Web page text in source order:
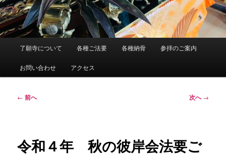
了願寺について 各種ご法要 各種納骨 参拝のご案内
お問い合わせ アクセス
投
ゲ
ー
← 前へ 次へ→
令和４年 秋の彼岸会法要ご